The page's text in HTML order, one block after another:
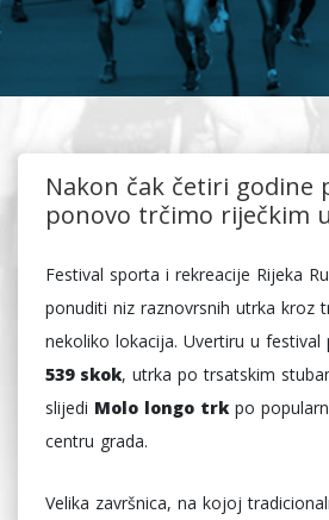
Nakon čak četiri godine
ponovo trčimo riječkim
Festival sporta i rekreacije Rijeka
ponuditi niz raznovrsnih utrka kroz
nekoliko lokacija. Uvertiru u festival
539 skok, utrka po trsatskim
slijedi Molo longo trkpo
centru grada.
Velika završnica, na kojoj